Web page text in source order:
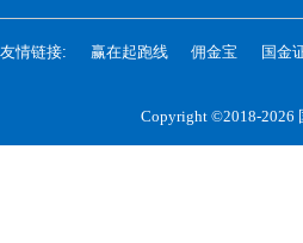
友情链接: 赢在起跑线 佣金宝 国金
Copyright ©2018-2026